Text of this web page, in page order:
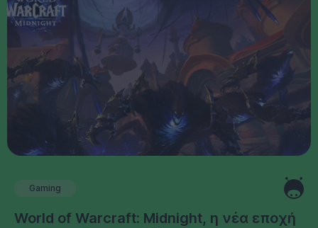
Gaming
World of Warcraft: Midnight, η νέα εποχή